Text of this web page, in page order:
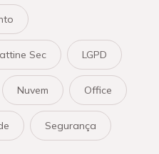
Sec LGPD
Nuvem Office
Segurança